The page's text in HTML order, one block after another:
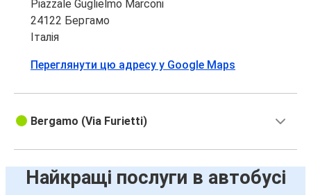
Брешія
Віченца
Бергамо
Бергамо
Віченца
Piazzale Guglielmo Marconi
24122 Бергамо
Італія
Переглянути цю адресу у Google Maps
Bergamo (Via Furietti)
Найкращі послуги в автобусі